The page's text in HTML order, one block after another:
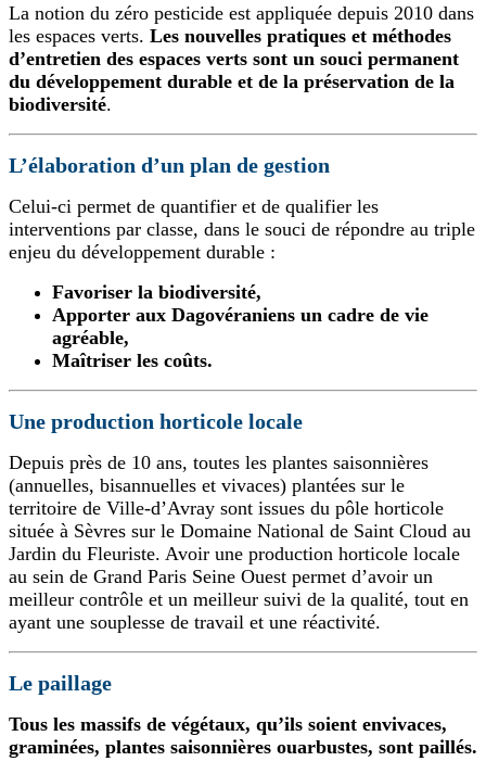
La notion du zéro pesticide est appliquée depuis 2010 dans
les espaces verts. Les nouvelles pratiques et méthodes
d’entretien des espaces verts sont un souci permanent
du développement durable et de la préservation de la
biodiversité.
L’élaboration d’un plan de gestion
Celui-ci permet de quantifier et de qualifier les
interventions par classe, dans le souci de répondre au triple
enjeu du développement durable :
Favoriser la biodiversité,
Apporter aux Dagovéraniens un cadre de vie
agréable,
Maîtriser les coûts.
Une production horticole locale
Depuis près de 10 ans, toutes les plantes saisonnières
(annuelles, bisannuelles et vivaces) plantées sur le
territoire de Ville-d’Avray sont issues du pôle horticole
située à Sèvres sur le Domaine National de Saint Cloud au
Jardin du Fleuriste. Avoir une production horticole locale
au sein de Grand Paris Seine Ouest permet d’avoir un
meilleur contrôle et un meilleur suivi de la qualité, tout en
ayant une souplesse de travail et une réactivité.
Le paillage
Tous les massifs de végétaux, qu’ils soient envivaces,
graminées, plantes saisonnières ouarbustes, sont paillés.